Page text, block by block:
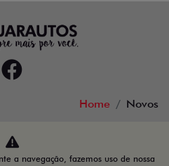
Home Novos
bem maior é a vida.
a navegação, fazemos uso de nossa